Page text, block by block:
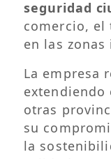
seguridad
comercio, el
en las
La empresa
extendiendo
otras
su
la